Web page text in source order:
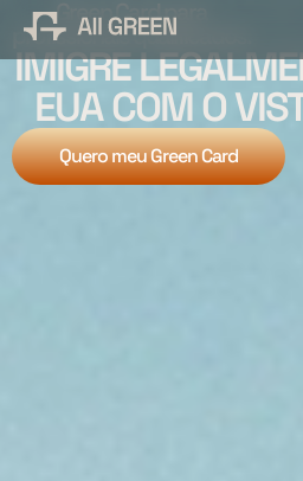
Green Card para
profissionais qualificados:
IMIGRE
EUA COM O
Quero meu Green Card